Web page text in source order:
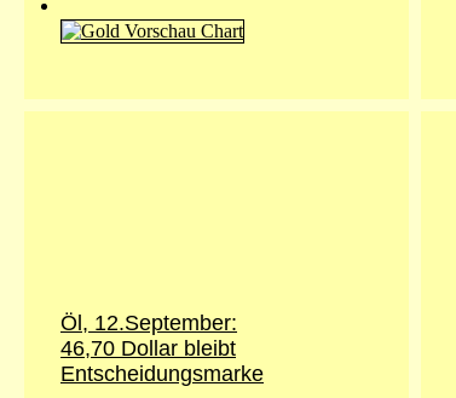
Öl, 12.September:
46,70 Dollar bleibt
Entscheidungsmarke